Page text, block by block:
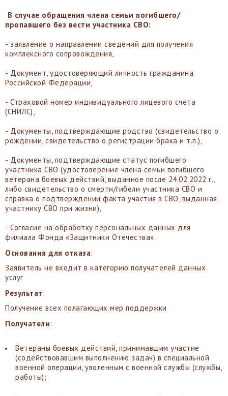
В случае обращения члена семьи погибшего/
пропавшего без вести участника СВО:
- заявление о направлении сведений для получения
комплексного сопровождения,
- Документ, удостоверяющий личность гражданина
Российской Федерации,
- Страховой номер индивидуального лицевого счета
(СНИЛС),
- Документы, подтверждающие родство (свидетельство о
рождении, свидетельство о регистрации брака и т.п.),
- Документы, подтверждающие статус погибшего
участника СВО (удостоверение члена семьи погибшего
ветерана боевых действий, выданное после 24.02.2022 г.,
либо свидетельство о смерти/гибели участника СВО и
справка о подтверждении факта участия в СВО, выданная
участнику СВО при жизни),
- Согласие на обработку персональных данных для
филиала Фонда «Защитники Отечества».
Основания для отказа:
Заявитель не входит в категорию получателей данных
услуг
Результат:
Получение всех полагающих мер поддержки
Получатели:
Ветераны боевых действий, принимавшим участие
(содействовавшим выполнению задач) в специальной
военной операции, уволенным с военной службы (службы,
работы);